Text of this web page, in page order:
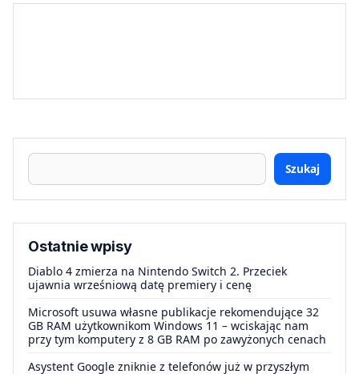
Szukaj
Ostatnie wpisy
Diablo 4 zmierza na Nintendo Switch 2. Przeciek
ujawnia wrześniową datę premiery i cenę
Microsoft usuwa własne publikacje rekomendujące 32
GB RAM użytkownikom Windows 11 – wciskając nam
przy tym komputery z 8 GB RAM po zawyżonych cenach
Asystent Google zniknie z telefonów już w przyszłym